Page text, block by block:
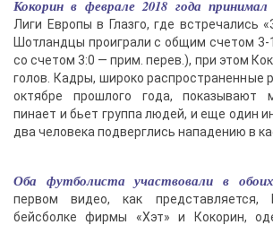
Кокорин в феврале 2018 года
Лиги Европы в Глазго, где встречались
Шотландцы проиграли с общим счетом 3-
со счетом 3:0 — прим. перев.), при этом
голов. Кадры, широко распространенные
октябре прошлого года, показывают
пинает и бьет группа людей, и еще один
два человека подверглись нападению в
Оба футболиста участвовали в
первом видео, как
бейсболке фирмы «Хэт» и Кокорин,